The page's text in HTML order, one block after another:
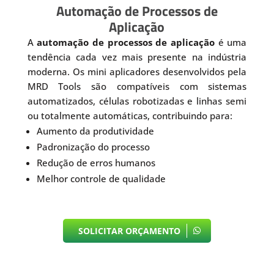
Automação de Processos de
Aplicação
Aautomação de processos de aplicaçãoé uma
tendência cada vez mais presente na indústria
moderna. Os mini aplicadores desenvolvidos pela
MRD Tools são compatíveis com sistemas
automatizados, células robotizadas e linhas semi
ou totalmente automáticas, contribuindo para:
Aumento da produtividade
Padronização do processo
Redução de erros humanos
Melhor controle de qualidade
SOLICITAR ORÇAMENTO